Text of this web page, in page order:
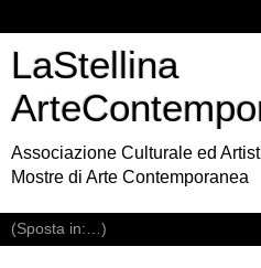
LaStellina
Associazione Culturale ed
Mostre di Arte Contemporanea